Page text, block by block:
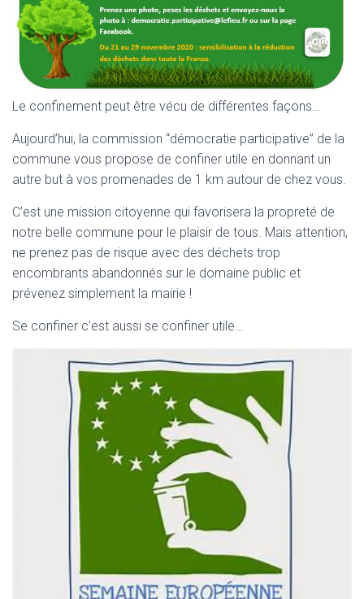
Le confinement peut être vécu de différentes façons…
Aujourd’hui, la commission “démocratie participative” de la
commune vous propose de confiner utile en donnant un
autre but à vos promenades de 1 km autour de chez vous.
C’est une mission citoyenne qui favorisera la propreté de
notre belle commune pour le plaisir de tous. Mais attention,
ne prenez pas de risque avec des déchets trop
encombrants abandonnés sur le domaine public et
prévenez simplement la mairie !
Se confiner c’est aussi se confiner utile…